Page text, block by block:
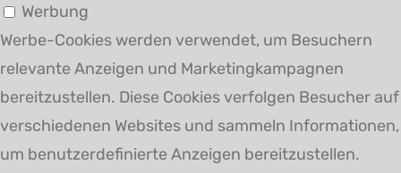
Werbung
Werbe-Cookies werden verwendet, um Besuchern
relevante Anzeigen und Marketingkampagnen
bereitzustellen. Diese Cookies verfolgen Besucher auf
verschiedenen Websites und sammeln Informationen,
um benutzerdefinierte Anzeigen bereitzustellen.